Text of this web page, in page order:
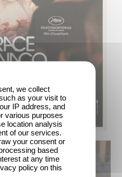
we collect
as your visit to
IP address, and
various purposes
location analysis
of our services.
your consent or
based
at any time
policy on this